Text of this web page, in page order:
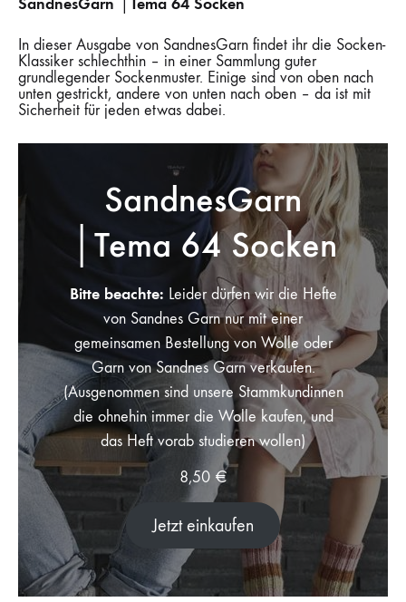
In dieser Ausgabe von SandnesGarn findet ihr die Socken-
Klassiker schlechthin – in einer Sammlung guter
grundlegender Sockenmuster. Einige sind von oben nach
unten gestrickt, andere von unten nach oben – da ist mit
Sicherheit für jeden etwas dabei.
SandnesGarn
│Tema 64 Socken
Bitte beachte: Leider dürfen wir die Hefte
von Sandnes Garn nur mit einer
gemeinsamen Bestellung von Wolle oder
Garn von Sandnes Garn verkaufen.
(Ausgenommen sind unsere Stammkundinnen
die ohnehin immer die Wolle kaufen, und
das Heft vorab studieren wollen)
8,50 €
Jetzt einkaufen